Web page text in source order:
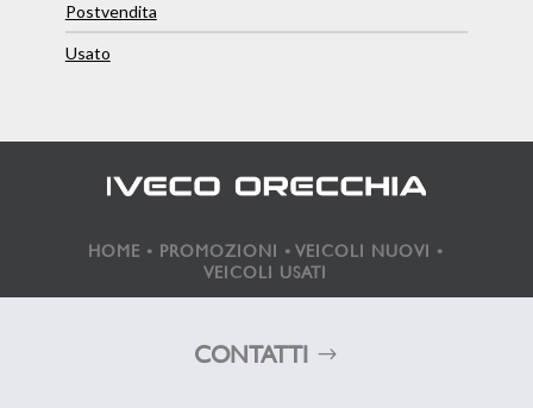
Postvendita
Usato
HOME • PROMOZIONI •VEICOLI NUOVI •
VEICOLI USATI
CONTATTI